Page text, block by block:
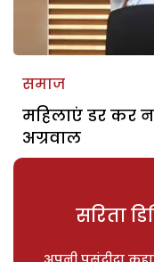
समाज
महिलाएं डर कर
अग्रवाल
सरिता